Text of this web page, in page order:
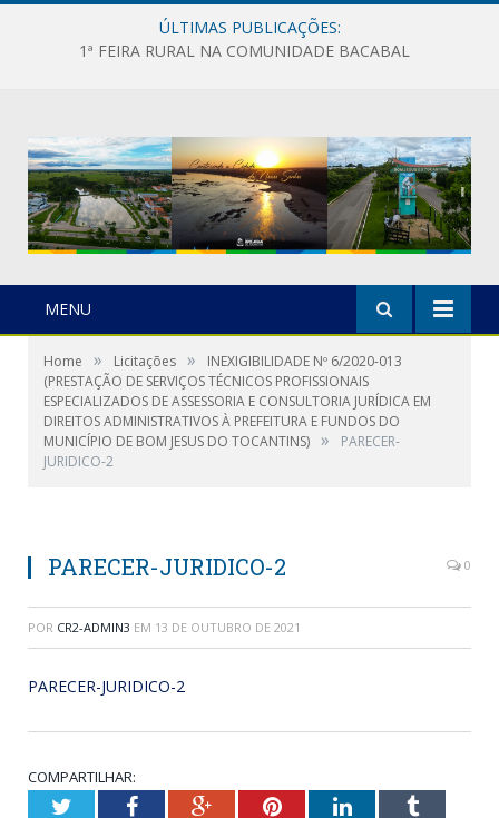
ÚLTIMAS PUBLICAÇÕES:
1ª FEIRA RURAL NA COMUNIDADE BACABAL
MENU
Home » Licitações »
INEXIGIBILIDADE Nº 6/2020-013
(PRESTAÇÃO DE SERVIÇOS TÉCNICOS PROFISSIONAIS
ESPECIALIZADOS DE ASSESSORIA E CONSULTORIA JURÍDICA EM
DIREITOS ADMINISTRATIVOS À PREFEITURA E FUNDOS DO
MUNICÍPIO DE BOM JESUS DO TOCANTINS) »
PARECER-
JURIDICO-2
PARECER-JURIDICO-2 0
POR CR2-ADMIN3 EM 13 DE OUTUBRO DE 2021
PARECER-JURIDICO-2
COMPARTILHAR:
TwitterFacebookGoogle+PinterestLinkedInTumblr